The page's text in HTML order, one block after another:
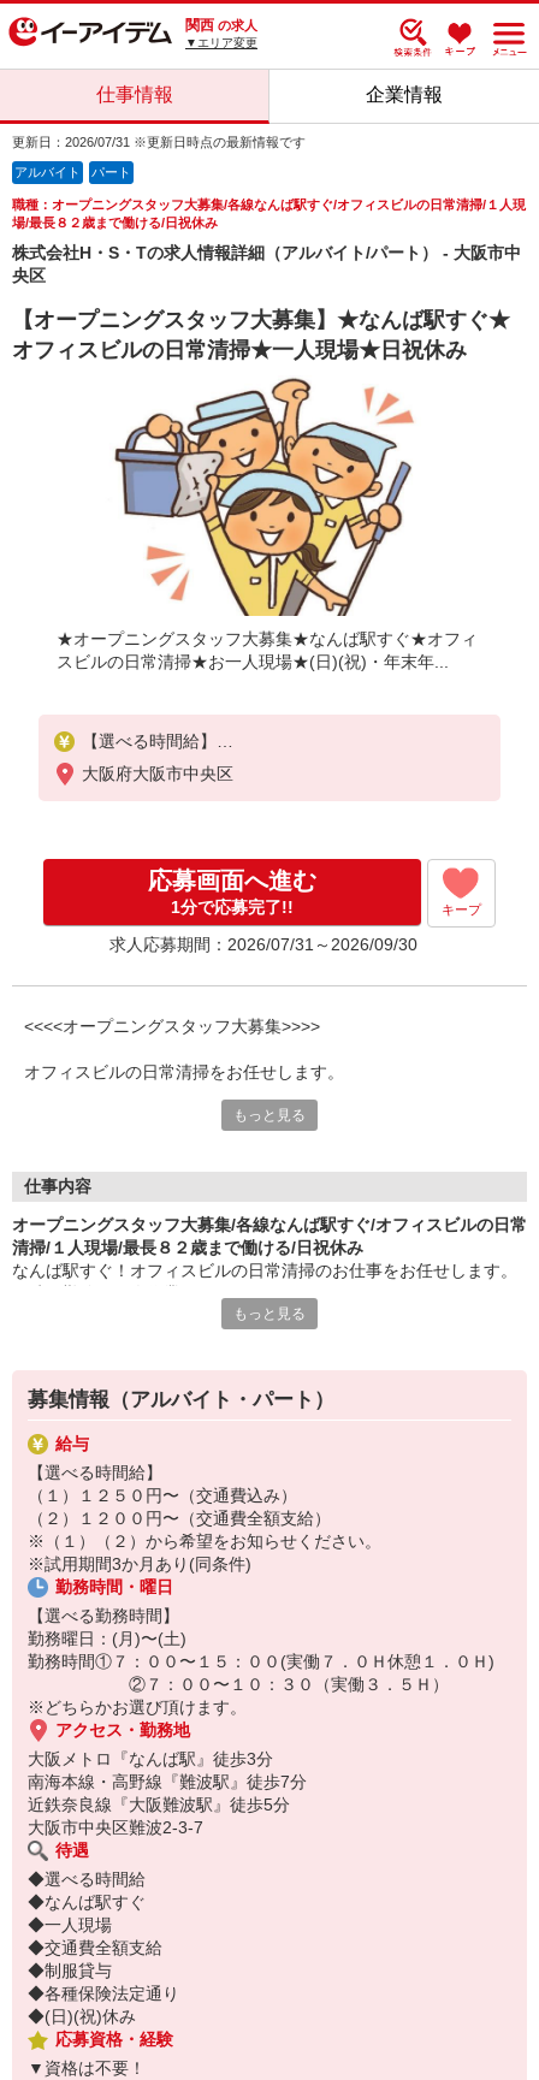
関西 の求人
▼エリア変更
仕事情報 企業情報
更新日：2026/07/31 ※更新日時点の最新情報です
アルバイト パート
職種：オープニングスタッフ大募集/各線なんば駅すぐ/オフィスビルの日常清掃/１人現
場/最長８２歳まで働ける/日祝休み
株式会社H・S・Tの求人情報詳細（アルバイト/パート） - 大阪市中
央区
【オープニングスタッフ大募集】★なんば駅すぐ★
オフィスビルの日常清掃★一人現場★日祝休み
★オープニングスタッフ大募集★なんば駅すぐ★オフィ
スビルの日常清掃★お一人現場★(日)(祝)・年末年...
【選べる時間給】
（１）１２５０円〜（交通費込み）
（２）１２００円〜（交通費全額支給）
大阪府大阪市中央区
応募画面へ進む
1分で応募完了!! キープ
求人応募期間：2026/07/31～2026/09/30
<<<<オープニングスタッフ大募集>>>>
オフィスビルの日常清掃をお任せします。
〜このお仕事のメリットはコチラ〜
・お一人現場なのでご自身のペースで作業して頂けます！
・交通費全額支給（交通費不要の方は時給1,250円）
・ロッカー完備
・制服貸与
もっと見る
仕事内容
オープニングスタッフ大募集/各線なんば駅すぐ/オフィスビルの日常
清掃/１人現場/最長８２歳まで働ける/日祝休み
なんば駅すぐ！オフィスビルの日常清掃のお仕事をお任せします。
です。
お一人現場なので自分のペースで作業可。
未経験の方も安心! すぐに慣れて頂けます◎
もっと見る
募集情報（アルバイト・パート）
給与
【選べる時間給】
（１）１２５０円〜（交通費込み）
（２）１２００円〜（交通費全額支給）
※（１）（２）から希望をお知らせください。
※試用期間3か月あり(同条件)
勤務時間・曜日
【選べる勤務時間】
勤務曜日：(月)〜(土)
勤務時間①７：００〜１５：００(実働７．０Ｈ休憩１．０Ｈ)
②７：００〜１０：３０（実働３．５Ｈ）
※どちらかお選び頂けます。
アクセス・勤務地
大阪メトロ『なんば駅』徒歩3分
南海本線・高野線『難波駅』徒歩7分
近鉄奈良線『大阪難波駅』徒歩5分
大阪市中央区難波2-3-7
待遇
◆選べる時間給
◆なんば駅すぐ
◆一人現場
◆交通費全額支給
◆制服貸与
◆各種保険法定通り
◆(日)(祝)休み
応募資格・経験
▼資格は不要！